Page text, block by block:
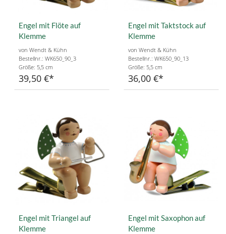
Engel mit Flöte auf
Klemme
von Wendt & Kühn
Bestellnr.: WK650_90_3
Größe: 5,5 cm
39,50 €
Engel mit Taktstock auf
Klemme
von Wendt & Kühn
Bestellnr.: WK650_90_13
Größe: 5,5 cm
36,00 €
Engel mit Triangel auf
Klemme
Engel mit Saxophon auf
Klemme